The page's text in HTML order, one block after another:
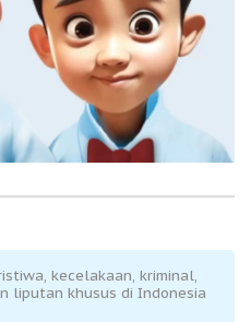
kecelakaan, kriminal,
liputan khusus di Indonesia